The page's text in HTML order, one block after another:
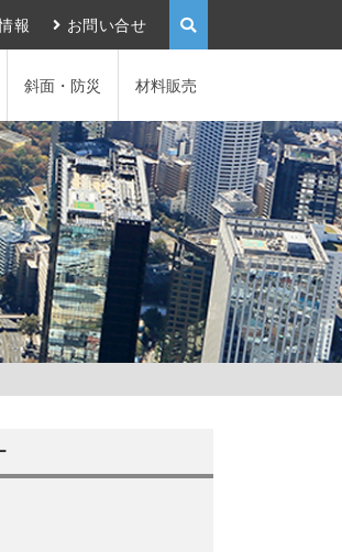
報 お問い合せ
斜面・防災 材料販売